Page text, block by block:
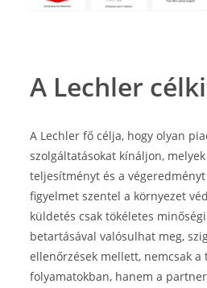
A Lechler
A Lechler fő célja, hogy olyan
szolgáltatásokat kínáljon,
teljesítményt és a
figyelmet szentel a környezet
küldetés csak tökéletes
betartásával valósulhat meg,
ellenőrzések mellett, nemcsak a
folyamatokban, hanem a